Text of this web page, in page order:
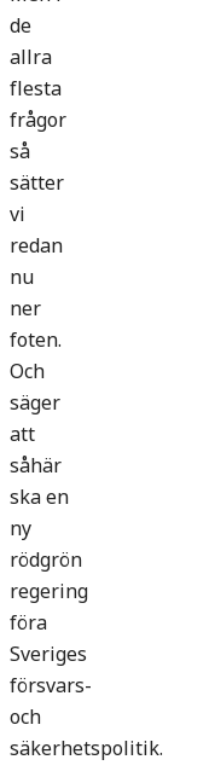
de
allra
flesta
frågor
så
sätter
vi
redan
nu
ner
foten.
Och
säger
att
såhär
ska en
ny
rödgrön
regering
föra
Sveriges
försvars-
och
säkerhetspolitik.